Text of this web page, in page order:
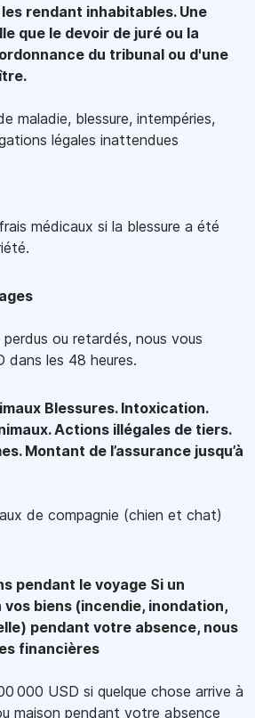
rendant inhabitables. Une
que le devoir de juré ou la
du tribunal ou d'une
maladie, blessure, intempéries,
légales inattendues
médicaux si la blessure a été
ou retardés, nous vous
dans les 48 heures.
Blessures. Intoxication.
Actions illégales de tiers.
Montant de l’assurance jusqu’à
de compagnie (chien et chat)
pendant le voyage Si un
biens (incendie, inondation,
pendant votre absence, nous
financières
000 USD si quelque chose arrive à
maison pendant votre absence